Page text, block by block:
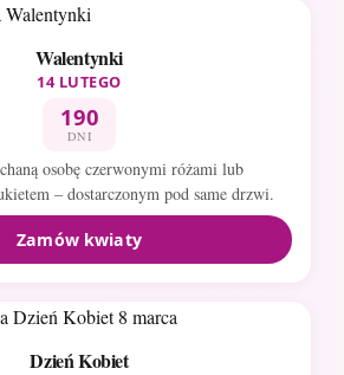
Walentynki
14 LUTEGO
190
DNI
osobę czerwonymi różami lub
– dostarczonym pod same drzwi.
Zamów kwiaty
Dzień Kobiet